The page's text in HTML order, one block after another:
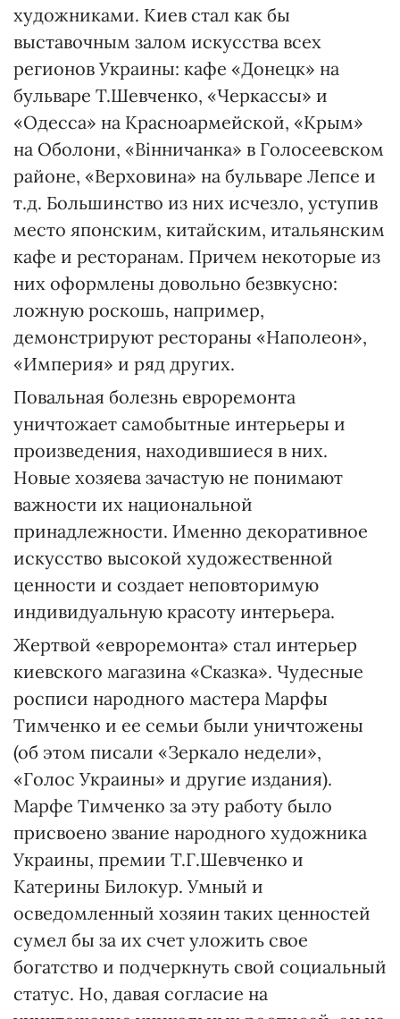
художниками. Киев стал как бы
выставочным залом искусства всех
регионов Украины: кафе «Донецк» на
бульваре Т.Шевченко, «Черкассы» и
«Одесса» на Красноармейской, «Крым»
на Оболони, «Вінничанка» в Голосеевском
районе, «Верховина» на бульваре Лепсе и
т.д. Большинство из них исчезло, уступив
место японским, китайским, итальянским
кафе и ресторанам. Причем некоторые из
них оформлены довольно безвкусно:
ложную роскошь, например,
демонстрируют рестораны «Наполеон»,
«Империя» и ряд других.
Повальная болезнь евроремонта
уничтожает самобытные интерьеры и
произведения, находившиеся в них.
Новые хозяева зачастую не понимают
важности их национальной
принадлежности. Именно декоративное
искусство высокой художественной
ценности и создает неповторимую
индивидуальную красоту интерьера.
Жертвой «евроремонта» стал интерьер
киевского магазина «Сказка». Чудесные
росписи народного мастера Марфы
Тимченко и ее семьи были уничтожены
(об этом писали «Зеркало недели»,
«Голос Украины» и другие издания).
Марфе Тимченко за эту работу было
присвоено звание народного художника
Украины, премии Т.Г.Шевченко и
Катерины Билокур. Умный и
осведомленный хозяин таких ценностей
сумел бы за их счет уложить свое
богатство и подчеркнуть свой социальный
статус. Но, давая согласие на